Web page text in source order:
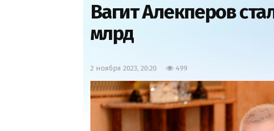
Вагит Алекперов
млрд
2 ноября 2023, 20:20 499